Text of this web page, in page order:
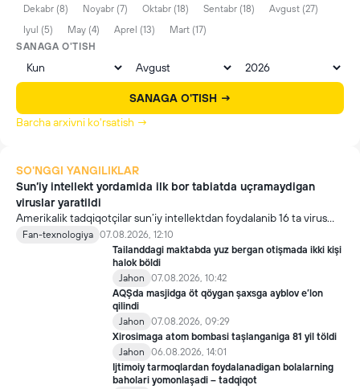
Dekabr (8) Noyabr (7) Oktabr (18) Sentabr (18)
Avgust (27)
Iyul (5)
May (4) Aprel (13)
Mart (17)
SANAGA O'TISH
SANAGA O'TISH →
Barcha arxivni ko'rsatish →
SO'NGGI YANGILIKLAR
Sun’iy intellekt yordamida ilk bor tabiatda uçramaydigan
viruslar yaratildi
Amerikalik tadqiqotçilar sun’iy intellektdan foydalanib 16 ta virus
yaratdi. Bu kaşfiyot yangi yutuqlarga umid uyğotiş bilan birga,
undan notöğri maqsadda foydalaniliş borasidagi xavotirlarni ham
Fan-texnologiya 07.08.2026, 12:10
Tailanddagi maktabda yuz bergan otişmada ikki kişi
halok böldi
Jahon
07.08.2026, 10:42
AQŞda masjidga öt qöygan şaxsga ayblov e’lon
qilindi
Jahon
07.08.2026, 09:29
Xirosimaga atom bombasi taşlanganiga 81 yil töldi
Jahon
06.08.2026, 14:01
Ijtimoiy tarmoqlardan foydalanadigan bolalarning
baholari yomonlaşadi – tadqiqot